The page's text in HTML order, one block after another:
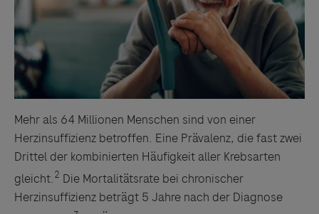
Mehr als 64 Millionen Menschen sind von einer
Herzinsuffizienz betroffen. Eine Prävalenz, die fast zwei
Drittel der kombinierten Häufigkeit aller Krebsarten
gleicht.2 Die Mortalitätsrate bei chronischer
Herzinsuffizienz beträgt 5 Jahre nach der Diagnose